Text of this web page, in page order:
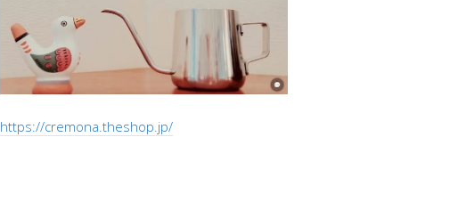
https://cremona.theshop.jp/